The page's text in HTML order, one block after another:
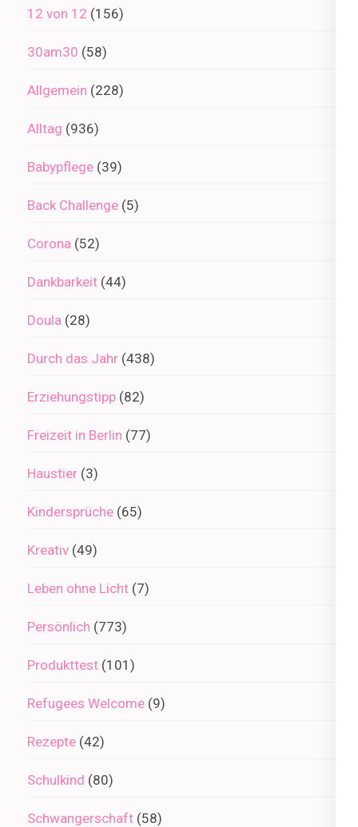
12 von 12 (156)
30am30 (58)
Allgemein (228)
Alltag (936)
Babypflege (39)
Back Challenge (5)
Corona (52)
Dankbarkeit (44)
Doula (28)
Durch das Jahr (438)
Erziehungstipp (82)
Freizeit in Berlin (77)
Haustier (3)
Kindersprüche (65)
Kreativ (49)
Leben ohne Licht (7)
Persönlich (773)
Produkttest (101)
Refugees Welcome (9)
Rezepte (42)
Schulkind (80)
Schwangerschaft (58)